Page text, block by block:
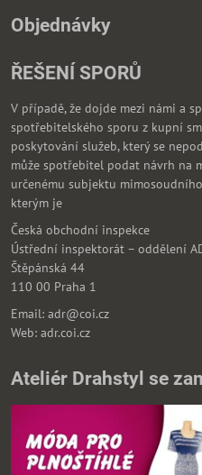
Objednávky
ŘEŠENÍ SPORŮ
V případě, že dojde mezi námi a
spotřebitelského sporu z kupní
poskytování služeb, který se
může spotřebitel podat návrh na
určenému subjektu
kterým je
Česká obchodní inspekce
Ústřední inspektorát – oddělení
Štěpánská 44
110 00 Praha 1
Email: adr@coi.cz
Web: adr.coi.cz
Ateliér Drahstyl se